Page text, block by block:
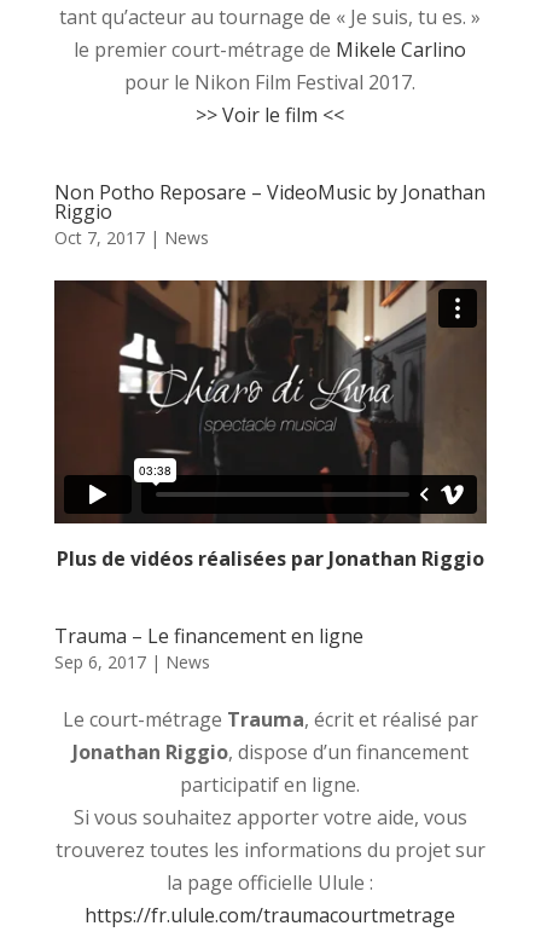
tant qu’acteur au tournage de « Je suis, tu es. »
le premier court-métrage de Mikele Carlino
pour le Nikon Film Festival 2017.
>> Voir le film <<
Non Potho Reposare – VideoMusic by Jonathan
Riggio
Oct 7, 2017| News
Plus de vidéos réalisées par Jonathan Riggio
Trauma – Le financement en ligne
Sep 6, 2017| News
Le court-métrage Trauma, écrit et réalisé par
Jonathan Riggio, dispose d’un financement
participatif en ligne.
Si vous souhaitez apporter votre aide, vous
trouverez toutes les informations du projet sur
la page officielle Ulule :
https://fr.ulule.com/traumacourtmetrage